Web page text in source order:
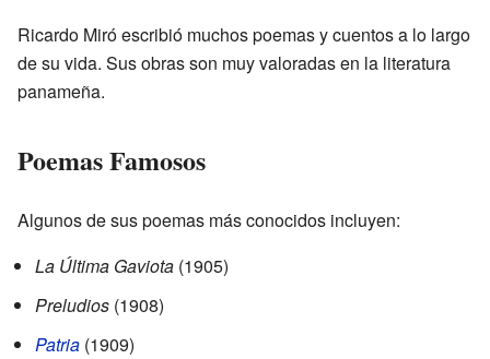
Ricardo Miró escribió muchos poemas y cuentos a lo largo
de su vida. Sus obras son muy valoradas en la literatura
panameña.
Poemas Famosos
Algunos de sus poemas más conocidos incluyen:
La Última Gaviota (1905)
Preludios (1908)
Patria (1909)